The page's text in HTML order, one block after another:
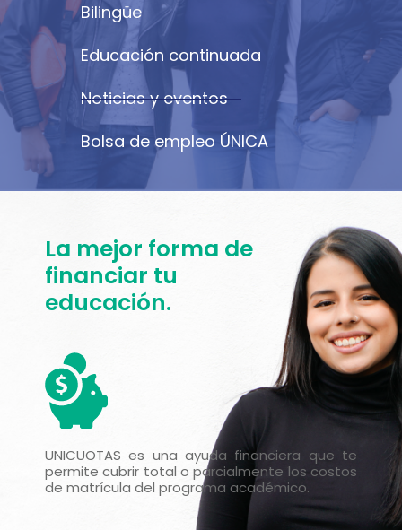
Bilingüe
Educación continuada
Noticias y eventos
Bolsa de empleo ÚNICA
La mejor forma de
financiar tu
educación.
UNICUOTAS es una ayuda financiera que te
permite cubrir total o parcialmente los costos
de matrícula del programa académico.